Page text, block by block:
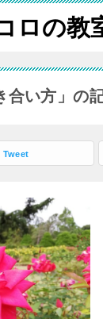
ロの教
合い方」の
Tweet